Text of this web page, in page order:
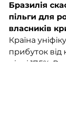
Бразилія
пільги для
власників
Країна
прибуток
рівні 17,5%.